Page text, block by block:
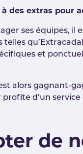
à des extras pour
ses équipes, il
telles
et
alors gagnant-
profite d’un
de